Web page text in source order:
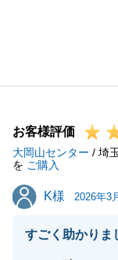
まのおかげで
人事異動にとも
しかしながら、
財産のご売却に
ております。
また、F様のご
す。
お客様評価
大岡山センター / 埼
を ご購入
K様
K様 2026年3
すごく助かりま